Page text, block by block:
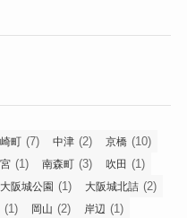
町 (7) 中津 (2) 京橋 (10)
(1) 南森町 (3) 吹田 (1)
大阪城公園 (1) 大阪城北詰 (2)
(1) 岡山 (2) 岸辺 (1)